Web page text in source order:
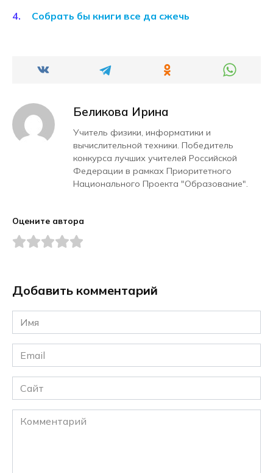
Собрать бы книги все да сжечь
Беликова Ирина
Учитель физики, информатики и
вычислительной техники. Победитель
конкурса лучших учителей Российской
Федерации в рамках Приоритетного
Национального Проекта "Образование".
Оцените автора
Добавить комментарий
Имя
*
Email
*
Сайт
Комментарий